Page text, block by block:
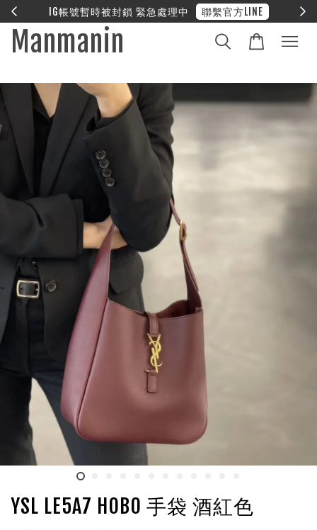
❤︎ 全館滿兩萬享免運
Manmanin
YSL LE5A7 HOBO 手袋 酒紅色